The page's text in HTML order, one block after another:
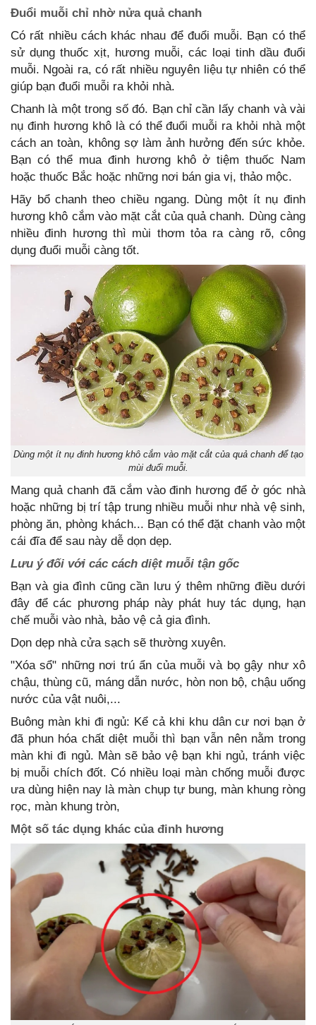
Đuổi muỗi chỉ nhờ nửa quả chanh
Có rất nhiều cách khác nhau để đuổi muỗi. Bạn có thể
sử dụng thuốc xịt, hương muỗi, các loại tinh dầu đuổi
muỗi. Ngoài ra, có rất nhiều nguyên liệu tự nhiên có thể
giúp bạn đuổi muỗi ra khỏi nhà.
Chanh là một trong số đó. Bạn chỉ cần lấy chanh và vài
nụ đinh hương khô là có thể đuổi muỗi ra khỏi nhà một
cách an toàn, không sợ làm ảnh hưởng đến sức khỏe.
Bạn có thể mua đinh hương khô ở tiệm thuốc Nam
hoặc thuốc Bắc hoặc những nơi bán gia vị, thảo mộc.
Hãy bổ chanh theo chiều ngang. Dùng một ít nụ đinh
hương khô cắm vào mặt cắt của quả chanh. Dùng càng
nhiều đinh hương thì mùi thơm tỏa ra càng rõ, công
dụng đuổi muỗi càng tốt.
Dùng một ít nụ đinh hương khô cắm vào mặt cắt của quả chanh để tạo
mùi đuổi muỗi.
Mang quả chanh đã cắm vào đinh hương để ở góc nhà
hoặc những bị trí tập trung nhiều muỗi như nhà vệ sinh,
phòng ăn, phòng khách... Bạn có thể đặt chanh vào một
cái đĩa để sau này dễ dọn dẹp.
Lưu ý đối với các cách diệt muỗi tận gốc
Bạn và gia đình cũng cần lưu ý thêm những điều dưới
đây để các phương pháp này phát huy tác dụng, hạn
chế muỗi vào nhà, bảo vệ cả gia đình.
Dọn dẹp nhà cửa sạch sẽ thường xuyên.
"Xóa sổ" những nơi trú ẩn của muỗi và bọ gậy như xô
chậu, thùng cũ, máng dẫn nước, hòn non bộ, chậu uống
nước của vật nuôi,...
Buông màn khi đi ngủ: Kể cả khi khu dân cư nơi bạn ở
đã phun hóa chất diệt muỗi thì bạn vẫn nên nằm trong
màn khi đi ngủ. Màn sẽ bảo vệ bạn khi ngủ, tránh việc
bị muỗi chích đốt. Có nhiều loại màn chống muỗi được
ưa dùng hiện nay là màn chụp tự bung, màn khung ròng
rọc, màn khung tròn,
Một số tác dụng khác của đinh hương